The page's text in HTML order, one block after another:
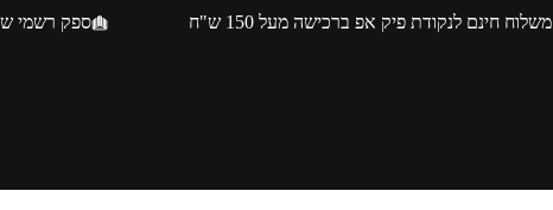
משלוח חינם לנקודת פיק אפ ברכישה מעל 150 ש"ח ספק רשמי